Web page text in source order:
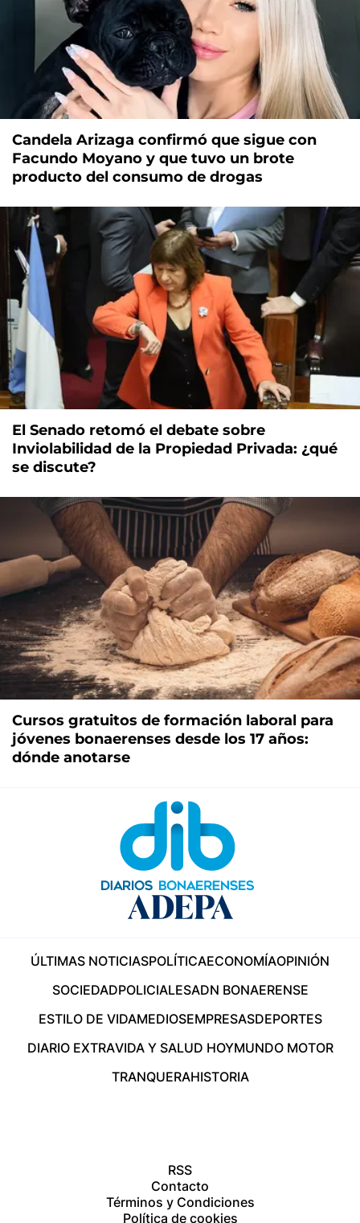
Candela Arizaga confirmó que sigue con
Facundo Moyano y que tuvo un brote
producto del consumo de drogas
El Senado retomó el debate sobre
Inviolabilidad de la Propiedad Privada: ¿qué
se discute?
Cursos gratuitos de formación laboral para
jóvenes bonaerenses desde los 17 años:
dónde anotarse
ÚLTIMAS NOTICIASPOLÍTICAECONOMÍAOPINIÓN
SOCIEDADPOLICIALESADN BONAERENSE
ESTILO DE VIDAMEDIOSEMPRESASDEPORTES
DIARIO EXTRAVIDA Y SALUD HOYMUNDO MOTOR
TRANQUERAHISTORIA
RSS
Contacto
Términos y Condiciones
Política de cookies